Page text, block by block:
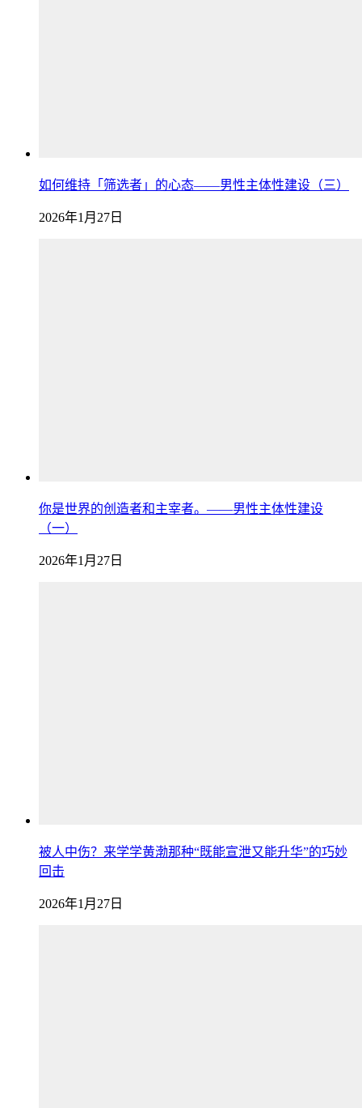
如何维持「筛选者」的心态——男性主体性建设（三）
2026年1月27日
你是世界的创造者和主宰者。——男性主体性建设
（一）
2026年1月27日
被人中伤？来学学黄渤那种“既能宣泄又能升华”的巧妙
回击
2026年1月27日